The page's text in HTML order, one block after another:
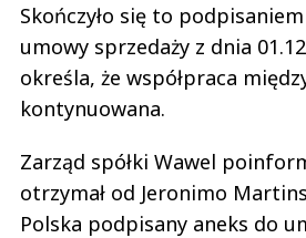
Skończyło się to
umowy sprzedaży z dnia
określa, że współpraca
kontynuowana.
Zarząd spółki Wawel
otrzymał od Jeronimo Martins
Polska podpisany aneks do